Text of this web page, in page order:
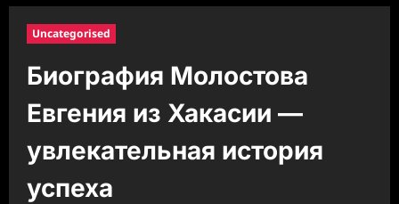
Uncategorised
Биография Молостова
Евгения из Хакасии —
увлекательная история
успеха